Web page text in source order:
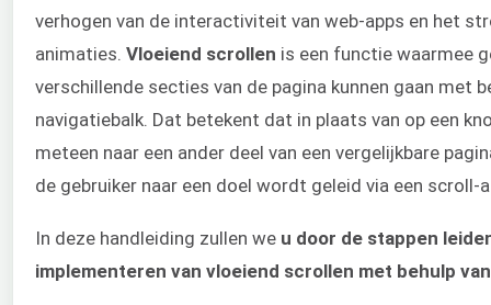
verhogen van de interactiviteit van web-apps en het
animaties. Vloeiend scrollen is een functie waarmee
verschillende secties van de pagina kunnen gaan met
navigatiebalk. Dat betekent dat in plaats van op een
meteen naar een ander deel van een vergelijkbare
de gebruiker naar een doel wordt geleid via een scroll-
In deze handleiding zullen we u door de stappen
implementeren van vloeiend scrollen met behulp